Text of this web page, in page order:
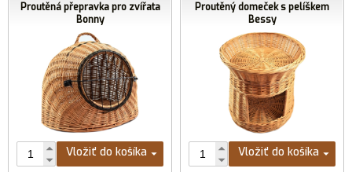
Proutěná přepravka pro zvířata
Bonny
Vložiť do košíka
Proutěný domeček s pelíškem
Bessy
Vložiť do košíka